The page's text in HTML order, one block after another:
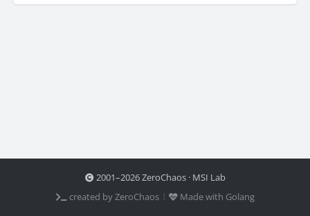
2001–2026 ZeroChaos · MSI Lab
created by ZeroChaos ⦙
Made with Golang